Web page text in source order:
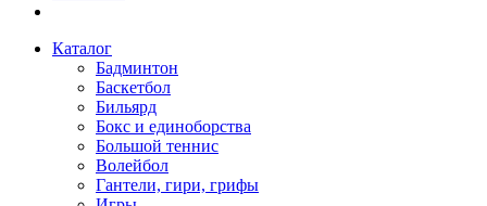
Каталог
Бадминтон
Баскетбол
Бильярд
Бокс и единоборства
Большой теннис
Волейбол
Гантели, гири, грифы